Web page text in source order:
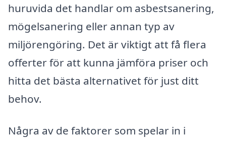
huruvida det handlar om asbestsanering,
mögelsanering eller annan typ av
miljörengöring. Det är viktigt att få flera
offerter för att kunna jämföra priser och
hitta det bästa alternativet för just ditt
behov.
Några av de faktorer som spelar in i